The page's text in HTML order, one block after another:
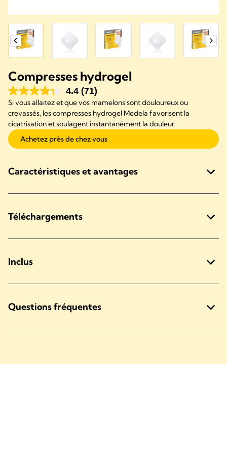
Compresses hydrogel
4.4 (71)
Si vous allaitez et que vos mamelons sont douloureux ou
crevassés, les compresses hydrogel Medela favorisent la
cicatrisation et soulagent instantanément la douleur.
Achetez près de chez vous
Caractéristiques et avantages
Téléchargements
Inclus
Questions fréquentes